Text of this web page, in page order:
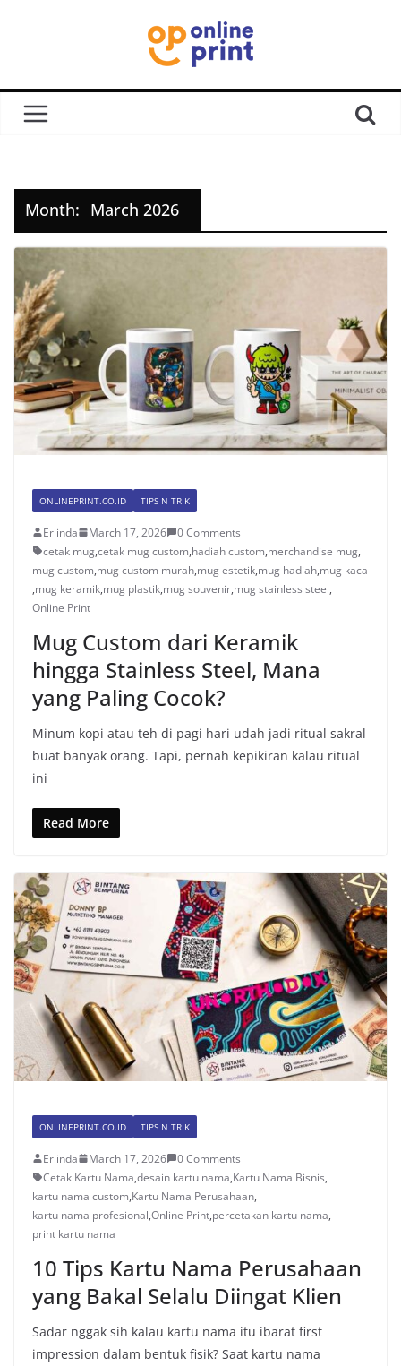
Month: March 2026
ONLINEPRINT.CO.ID TIPS N TRIK
Erlinda March 17, 2026
0 Comments
cetak mug,cetak mug custom,hadiah custom,merchandise mug,
mug custom,mug custom murah,mug estetik,mug hadiah,mug kaca
,mug keramik,mug plastik,mug souvenir,mug stainless steel,
Online Print
Mug Custom dari Keramik
hingga Stainless Steel, Mana
yang Paling Cocok?
Minum kopi atau teh di pagi hari udah jadi ritual sakral
buat banyak orang. Tapi, pernah kepikiran kalau ritual
ini
Read More
ONLINEPRINT.CO.ID TIPS N TRIK
Erlinda March 17, 2026
0 Comments
Cetak Kartu Nama,desain kartu nama,Kartu Nama Bisnis,
kartu nama custom,Kartu Nama Perusahaan,
kartu nama profesional,Online Print,percetakan kartu nama,
print kartu nama
10 Tips Kartu Nama Perusahaan
yang Bakal Selalu Diingat Klien
Sadar nggak sih kalau kartu nama itu ibarat first
impression dalam bentuk fisik? Saat kartu nama